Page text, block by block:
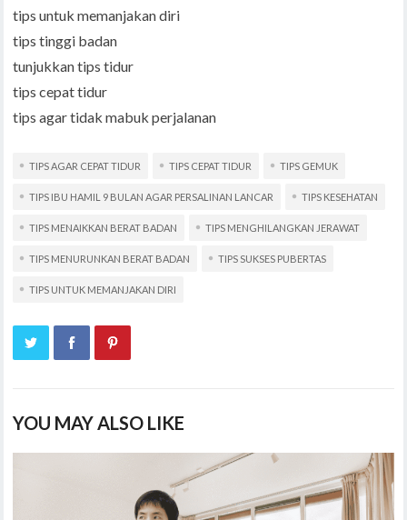
tips untuk memanjakan diri
tips tinggi badan
tunjukkan tips tidur
tips cepat tidur
tips agar tidak mabuk perjalanan
TIPS AGAR CEPAT TIDUR TIPS CEPAT TIDUR TIPS GEMUK
TIPS IBU HAMIL 9 BULAN AGAR PERSALINAN LANCAR TIPS KESEHATAN
TIPS MENAIKKAN BERAT BADAN TIPS MENGHILANGKAN JERAWAT
TIPS MENURUNKAN BERAT BADAN TIPS SUKSES PUBERTAS
TIPS UNTUK MEMANJAKAN DIRI
YOU MAY ALSO LIKE